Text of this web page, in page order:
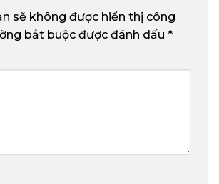
sẽ không được hiển thị công
bắt buộc được đánh dấu *